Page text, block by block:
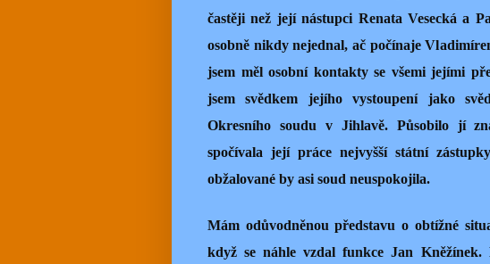
častěji než její nástupci Renata Vesecká a
osobně nikdy nejednal, ač počínaje
jsem měl osobní kontakty se všemi jejími
jsem svědkem jejího vystoupení jako
Okresního soudu v Jihlavě. Působilo jí
spočívala její práce nejvyšší státní
obžalované by asi soud neuspokojila.
Mám odůvodněnou představu o obtížné
když se náhle vzdal funkce Jan Kněžínek.